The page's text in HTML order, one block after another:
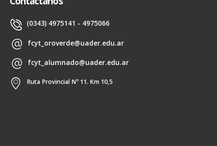
(0343) 4975141 - 4975066
fcyt_oroverde@uader.edu.ar
fcyt_alumnado@uader.edu.ar
Ruta Provincial Nº 11. Km 10,5